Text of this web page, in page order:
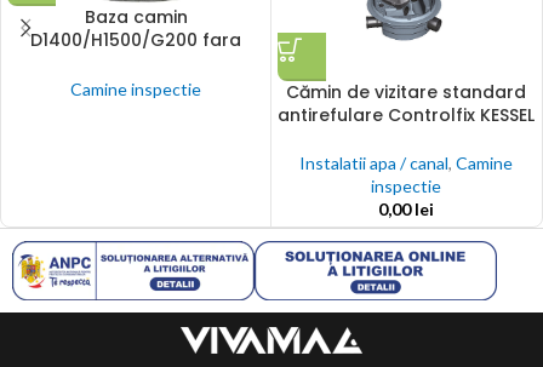
Baza camin
D1400/H1500/G200 fara
Camine inspectie
Cămin de vizitare standard
antirefulare Controlfix KESSEL
Instalatii apa / canal, Camine
inspectie
0,00lei